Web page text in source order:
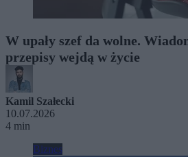
W upały szef da wolne.
przepisy wejdą w życie
Kamil Szałecki
10.07.2026
4 min
Biznes